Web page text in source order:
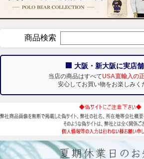
商品検索
🏢 大阪・新大阪に実店
当店の商品はすべてUSA直輸入の
安心してお買い物をお楽しみく